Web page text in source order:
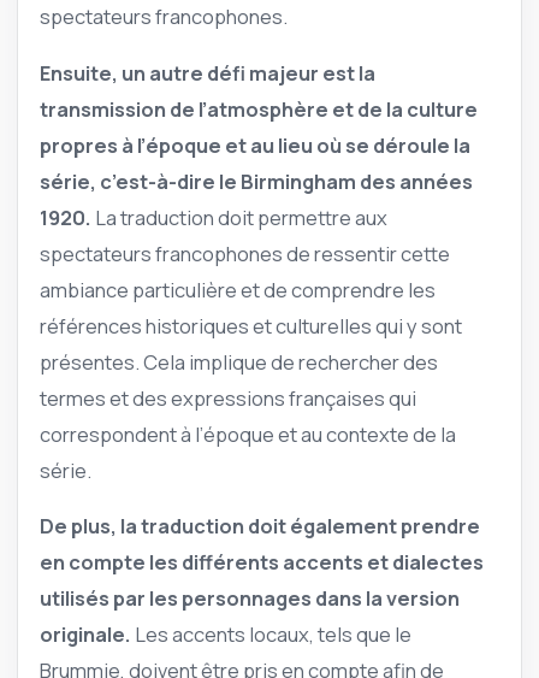
spectateurs francophones.
Ensuite, un autre défi majeur est la
transmission de l’atmosphère et de la culture
propres à l’époque et au lieu où se déroule la
série, c’est-à-dire le Birmingham des années
1920. La traduction doit permettre aux
spectateurs francophones de ressentir cette
ambiance particulière et de comprendre les
références historiques et culturelles qui y sont
présentes. Cela implique de rechercher des
termes et des expressions françaises qui
correspondent à l’époque et au contexte de la
série.
De plus, la traduction doit également prendre
en compte les différents accents et dialectes
utilisés par les personnages dans la version
originale. Les accents locaux, tels que le
Brummie, doivent être pris en compte afin de